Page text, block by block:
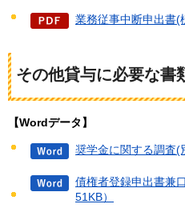
業務従事中断申出書(
その他貸与に必要な書
【Wordデータ】
奨学金に関する調査(
債権者登録申出書兼
51KB）